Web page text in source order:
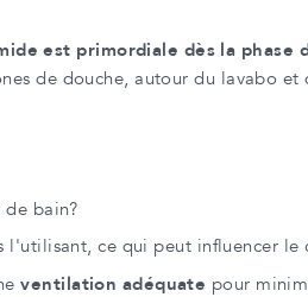
est primordiale dès la phase
de douche, autour du lavabo
bain?
l'utilisant, ce qui peut influencer
ventilation adéquate pour